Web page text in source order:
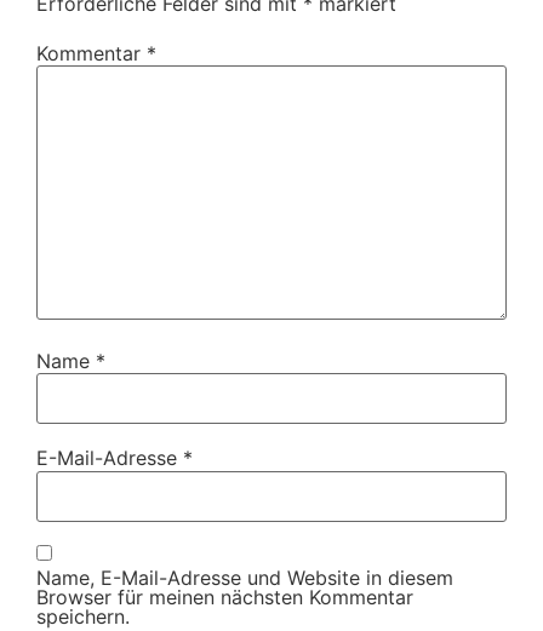
Kommentar *
Name *
E-Mail-Adresse *
Name, E-Mail-Adresse und Website in diesem
Browser für meinen nächsten Kommentar
speichern.